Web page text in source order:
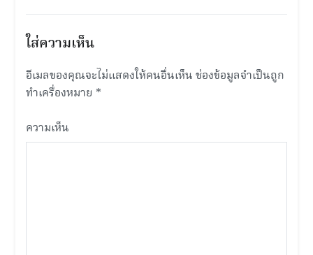
ใส่ความเห็น
อีเมลของคุณจะไม่แสดงให้คนอื่นเห็น ช่องข้อมูลจำเป็นถูก
ทำเครื่องหมาย *
ความเห็น